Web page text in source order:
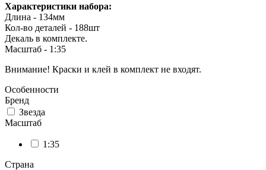
Характеристики набора:
Длина - 134мм
Кол-во деталей - 188шт
Декаль в комплекте.
Масштаб - 1:35
Внимание! Краски и клей в комплект не входят.
Особенности
Бренд
Звезда
Масштаб
1:35
Страна